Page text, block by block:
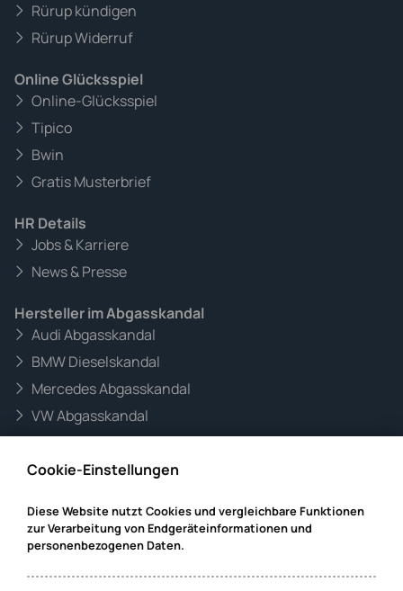
Rürup kündigen
Rürup Widerruf
Online Glücksspiel
Online-Glücksspiel
Tipico
Bwin
Gratis Musterbrief
HR Details
Jobs & Karriere
News & Presse
Hersteller im Abgasskandal
Audi Abgasskandal
BMW Dieselskandal
Mercedes Abgasskandal
VW Abgasskandal
Mandanteninformationen
Datenschutz
Impressum
Cookie-Einstellungen
Diese Website nutzt Cookies und vergleichbare Funktionen
zur Verarbeitung von Endgeräteinformationen und
personenbezogenen Daten.